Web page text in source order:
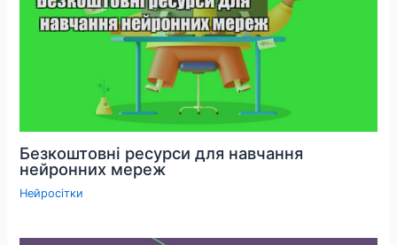
Безкоштовні ресурси для навчання
нейронних мереж
Нейросітки